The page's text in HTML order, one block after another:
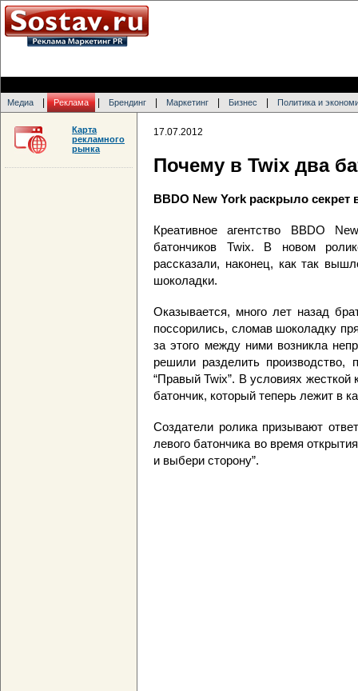
Медиа Реклама Брендинг Маркетинг Бизнес Политика и
17.07.2012
Почему в Twix два
BBDO New York раскрыло секрет
Креативное агентство BBDO
батончиков Twix. В новом
рассказали, наконец, как так
шоколадки.
Оказывается, много лет назад
поссорились, сломав шоколадку
за этого между ними возникла
решили разделить
“Правый Twix”. В условиях
батончик, который теперь лежит в
Создатели ролика призывают
левого батончика во время
и выбери сторону”.
Карта
рекламного
рынка